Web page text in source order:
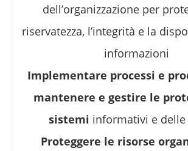
dell’organizzazione per
riservatezza, l’integrità e la
informazioni
Implementare processi e
mantenere e gestire le
sistemi informativi e
Proteggere le risorse